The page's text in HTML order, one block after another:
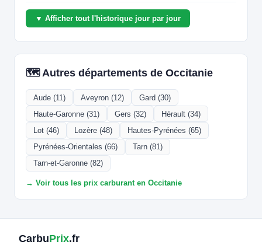
▼ Afficher tout l'historique jour par jour
🗺️ Autres départements de Occitanie
Aude (11) Aveyron (12)
Gard (30)
Haute-Garonne (31)
Gers (32)
Hérault (34)
Lot (46)
Lozère (48)
Hautes-Pyrénées (65)
Pyrénées-Orientales (66)
Tarn (81)
Tarn-et-Garonne (82)
→ Voir tous les prix carburant en Occitanie
CarbuPrix.fr